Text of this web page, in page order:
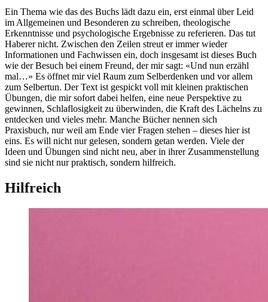
Ein Thema wie das des Buchs lädt dazu ein, erst einmal über Leid
im Allgemeinen und Besonderen zu schreiben, theologische
Erkenntnisse und psychologische Ergebnisse zu referieren. Das tut
Haberer nicht. Zwischen den Zeilen streut er immer wieder
Informationen und Fachwissen ein, doch insgesamt ist dieses Buch
wie der Besuch bei einem Freund, der mir sagt: «Und nun erzähl
mal…» Es öffnet mir viel Raum zum Selberdenken und vor allem
zum Selbertun. Der Text ist gespickt voll mit kleinen praktischen
Übungen, die mir sofort dabei helfen, eine neue Perspektive zu
gewinnen, Schlaflosigkeit zu überwinden, die Kraft des Lächelns zu
entdecken und vieles mehr. Manche Bücher nennen sich
Praxisbuch, nur weil am Ende vier Fragen stehen – dieses hier ist
eins. Es will nicht nur gelesen, sondern getan werden. Viele der
Ideen und Übungen sind nicht neu, aber in ihrer Zusammenstellung
sind sie nicht nur praktisch, sondern hilfreich.
Hilfreich